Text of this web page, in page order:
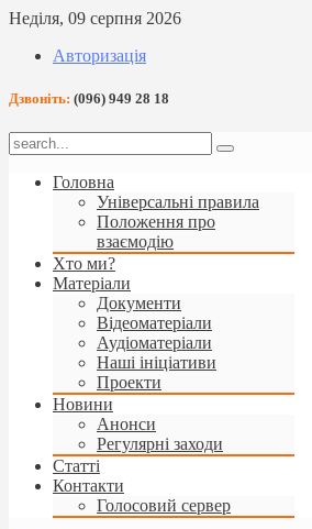
Неділя, 09 серпня 2026
Авторизація
Дзвоніть: (096) 949 28 18
Головна
Універсальні правила
Положення про
взаємодію
Хто ми?
Матеріали
Документи
Відеоматеріали
Аудіоматеріали
Наші ініціативи
Проекти
Новини
Анонси
Регулярні заходи
Статті
Контакти
Голосовий сервер